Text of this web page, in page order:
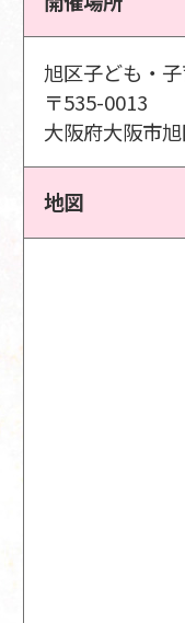
旭区子ども・
〒535-0013
大阪府大阪市
地図